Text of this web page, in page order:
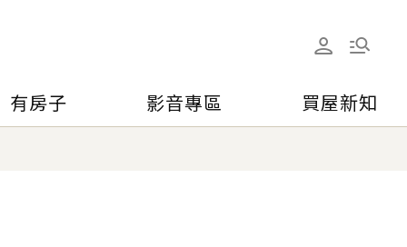
有房子 影音專區 買屋新知